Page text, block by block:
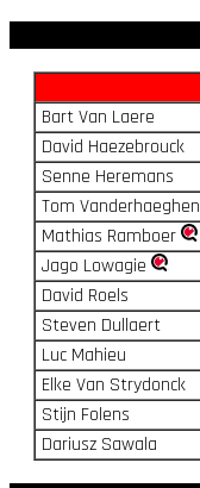
Bart Van Laere
David Haezebrouck
Senne Heremans
Tom Vanderhaeghen
Mathias Ramboer
Jago Lowagie
David Roels
Steven Dullaert
Luc Mahieu
Elke Van Strydonck
Stijn Folens
Dariusz Sawala